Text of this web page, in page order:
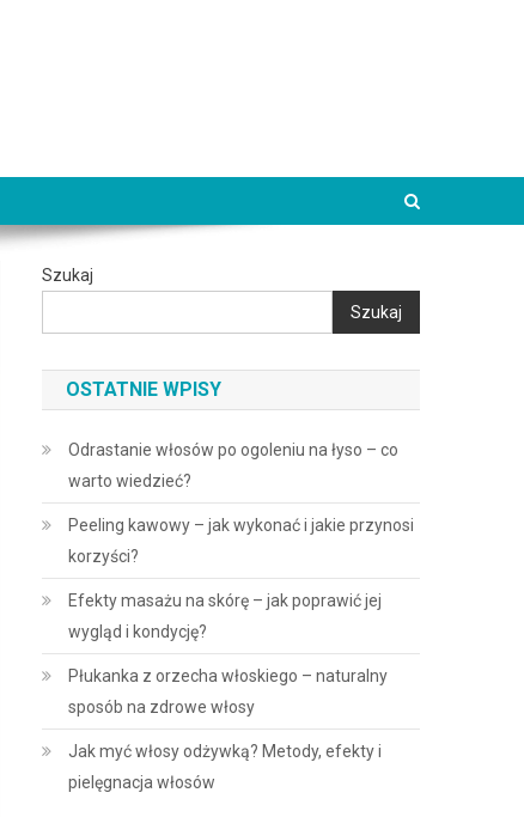
Szukaj
Szukaj
OSTATNIE WPISY
Odrastanie włosów po ogoleniu na łyso – co
warto wiedzieć?
Peeling kawowy – jak wykonać i jakie przynosi
korzyści?
Efekty masażu na skórę – jak poprawić jej
wygląd i kondycję?
Płukanka z orzecha włoskiego – naturalny
sposób na zdrowe włosy
Jak myć włosy odżywką? Metody, efekty i
pielęgnacja włosów